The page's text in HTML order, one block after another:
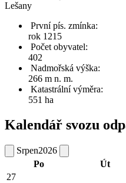
Lešany
První pís. zmínka:
rok 1215
Počet obyvatel:
402
Nadmořská výška:
266 m n. m.
Katastrální výměra:
551 ha
Kalendář svozu
Srpen2026
Po
Út
27